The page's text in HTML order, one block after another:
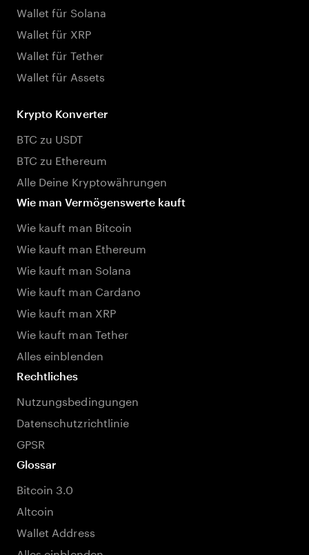
Wallet für Solana
Wallet für XRP
Wallet für Tether
Wallet für Assets
Krypto Konverter
BTC zu USDT
BTC zu Ethereum
Alle Deine Kryptowährungen
Wie man Vermögenswerte kauft
Wie kauft man Bitcoin
Wie kauft man Ethereum
Wie kauft man Solana
Wie kauft man Cardano
Wie kauft man XRP
Wie kauft man Tether
Alles einblenden
Rechtliches
Nutzungsbedingungen
Datenschutzrichtlinie
GPSR
Glossar
Bitcoin 3.0
Altcoin
Wallet Address